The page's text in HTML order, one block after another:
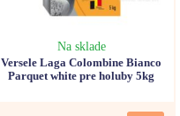
Na sklade
Versele Laga Colombine Bianco
Parquet white pre holuby 5kg